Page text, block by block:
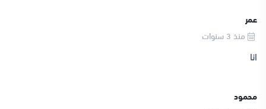
عمر
منذ 3 سنوات
انا
محمود